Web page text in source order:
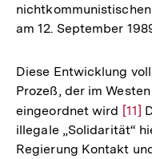
am 12. September
Diese Entwicklung
Prozeß, der im
eingeordnet wird Zur
der
[11]
illegale „Solidarität“
Regierung Kontakt